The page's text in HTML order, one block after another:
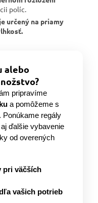
políc.
určený na priamy
alebo
pripravíme
a pomôžeme s
Ponúkame regály
aj ďalšie vybavenie
od overených
pri väčších
vašich potrieb